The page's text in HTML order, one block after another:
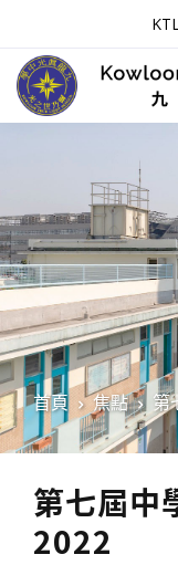
首頁 焦點 第
第七屆中
2022